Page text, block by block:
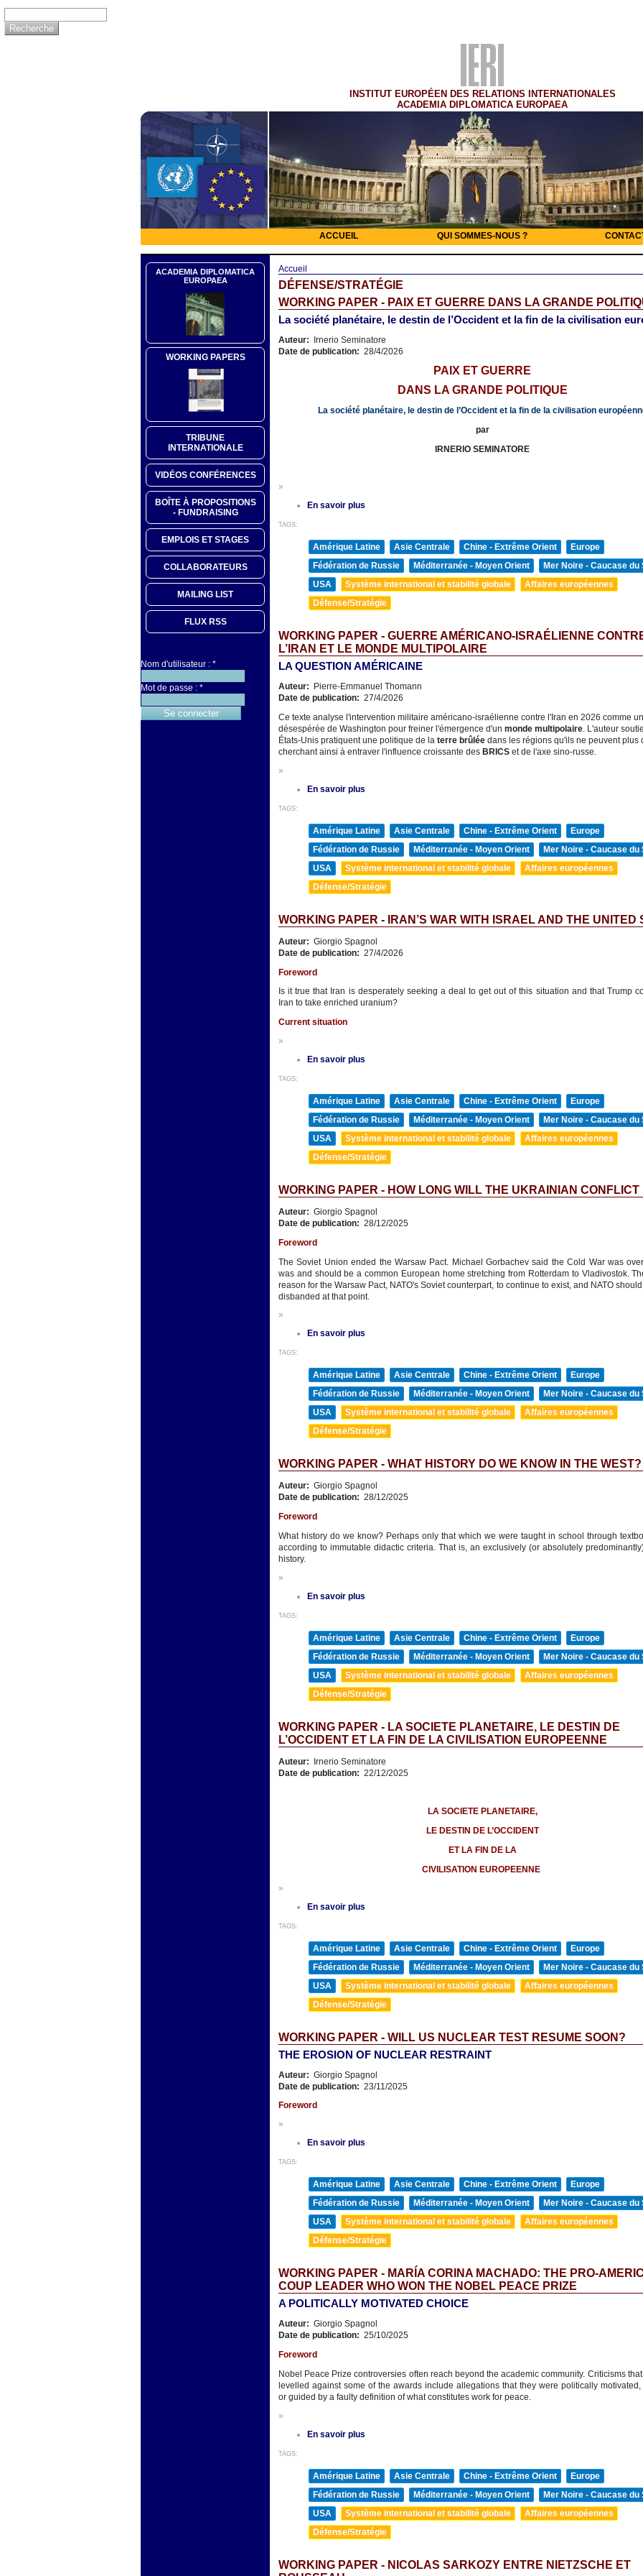
INSTITUT EUROPÉEN DES RELATIONS INTERNATIONALES
ACADEMIA DIPLOMATICA EUROPAEA
ACCUEIL QUI SOMMES-NOUS ?
ACADEMIA DIPLOMATICA
EUROPAEA
WORKING PAPERS
TRIBUNE
INTERNATIONALE
VIDÉOS CONFÉRENCES
BOÎTE À PROPOSITIONS
- FUNDRAISING
EMPLOIS ET STAGES
COLLABORATEURS
MAILING LIST
FLUX RSS
Nom d'utilisateur : *
Mot de passe : *
Accueil
DÉFENSE/STRATÉGIE
WORKING PAPER - PAIX ET GUERRE DANS LA GRANDE
La société planétaire, le destin de l’Occident et la fin de la civilisation
Auteur: Irnerio Seminatore
Date de publication: 28/4/2026
PAIX ET GUERRE
DANS LA GRANDE POLITIQUE
La société planétaire, le destin de l’Occident et la fin de la civilisation
par
IRNERIO SEMINATORE
»
En savoir plus
TAGS:
Amérique Latine Asie Centrale Chine - Extrême Orient
Europe
Fédération de Russie
Méditerranée - Moyen Orient
Mer Noire - Caucase du
USA
Système international et stabilité globale
Affaires européennes
Défense/Stratégie
WORKING PAPER - GUERRE AMÉRICANO-ISRAÉLIENNE
L’IRAN ET LE MONDE MULTIPOLAIRE
LA QUESTION AMÉRICAINE
Auteur:
Pierre-Emmanuel Thomann
Date de publication: 27/4/2026
Ce texte analyse l'intervention militaire américano-israélienne contre l'Iran en 2026 comme
désespérée de Washington pour freiner l'émergence d'un monde multipolaire. L'auteur
États-Unis pratiquent une politique de la terre brûlée dans les régions qu'ils ne peuvent plus
cherchant ainsi à entraver l'influence croissante des BRICS et de l'axe sino-russe.
»
En savoir plus
TAGS:
Amérique Latine Asie Centrale Chine - Extrême Orient
Europe
Fédération de Russie
Méditerranée - Moyen Orient
Mer Noire - Caucase du
USA
Système international et stabilité globale
Affaires européennes
Défense/Stratégie
WORKING PAPER - IRAN’S WAR WITH ISRAEL AND THE UNITED
Auteur: Giorgio Spagnol
Date de publication: 27/4/2026
Foreword
Is it true that Iran is desperately seeking a deal to get out of this situation and that Trump
Iran to take enriched uranium?
Current situation
»
En savoir plus
TAGS:
Amérique Latine Asie Centrale Chine - Extrême Orient
Europe
Fédération de Russie
Méditerranée - Moyen Orient
Mer Noire - Caucase du
USA
Système international et stabilité globale
Affaires européennes
Défense/Stratégie
WORKING PAPER - HOW LONG WILL THE UKRAINIAN
Auteur: Giorgio Spagnol
Date de publication: 28/12/2025
Foreword
The Soviet Union ended the Warsaw Pact. Michael Gorbachev said the Cold War was
was and should be a common European home stretching from Rotterdam to Vladivostok.
reason for the Warsaw Pact, NATO's Soviet counterpart, to continue to exist, and NATO
disbanded at that point.
»
En savoir plus
TAGS:
Amérique Latine Asie Centrale Chine - Extrême Orient
Europe
Fédération de Russie
Méditerranée - Moyen Orient
Mer Noire - Caucase du
USA
Système international et stabilité globale
Affaires européennes
Défense/Stratégie
WORKING PAPER - WHAT HISTORY DO WE KNOW IN THE WEST?
Auteur: Giorgio Spagnol
Date de publication: 28/12/2025
Foreword
What history do we know? Perhaps only that which we were taught in school through
according to immutable didactic criteria. That is, an exclusively (or absolutely
history.
»
En savoir plus
TAGS:
Amérique Latine Asie Centrale Chine - Extrême Orient
Europe
Fédération de Russie
Méditerranée - Moyen Orient
Mer Noire - Caucase du
USA
Système international et stabilité globale
Affaires européennes
Défense/Stratégie
WORKING PAPER - LA SOCIETE PLANETAIRE, LE DESTIN DE
L’OCCIDENT ET LA FIN DE LA CIVILISATION EUROPEENNE
Auteur: Irnerio Seminatore
Date de publication: 22/12/2025
LA SOCIETE PLANETAIRE,
LE DESTIN DE L’OCCIDENT
ET LA FIN DE LA
CIVILISATION EUROPEENNE
»
En savoir plus
TAGS:
Amérique Latine Asie Centrale Chine - Extrême Orient
Europe
Fédération de Russie
Méditerranée - Moyen Orient
Mer Noire - Caucase du
USA
Système international et stabilité globale
Affaires européennes
Défense/Stratégie
WORKING PAPER - WILL US NUCLEAR TEST RESUME SOON?
THE EROSION OF NUCLEAR RESTRAINT
Auteur: Giorgio Spagnol
Date de publication: 23/11/2025
Foreword
»
En savoir plus
TAGS:
Amérique Latine Asie Centrale Chine - Extrême Orient
Europe
Fédération de Russie
Méditerranée - Moyen Orient
Mer Noire - Caucase du
USA
Système international et stabilité globale
Affaires européennes
Défense/Stratégie
WORKING PAPER - MARÍA CORINA MACHADO: THE PRO-
COUP LEADER WHO WON THE NOBEL PEACE PRIZE
A POLITICALLY MOTIVATED CHOICE
Auteur: Giorgio Spagnol
Date de publication: 25/10/2025
Foreword
Nobel Peace Prize controversies often reach beyond the academic community. Criticisms
levelled against some of the awards include allegations that they were politically motivated,
or guided by a faulty definition of what constitutes work for peace.
»
En savoir plus
TAGS:
Amérique Latine Asie Centrale Chine - Extrême Orient
Europe
Fédération de Russie
Méditerranée - Moyen Orient
Mer Noire - Caucase du
USA
Système international et stabilité globale
Affaires européennes
Défense/Stratégie
WORKING PAPER - NICOLAS SARKOZY ENTRE NIETZSCHE ET